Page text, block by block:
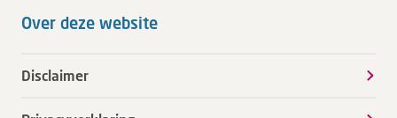
Over deze website
Disclaimer